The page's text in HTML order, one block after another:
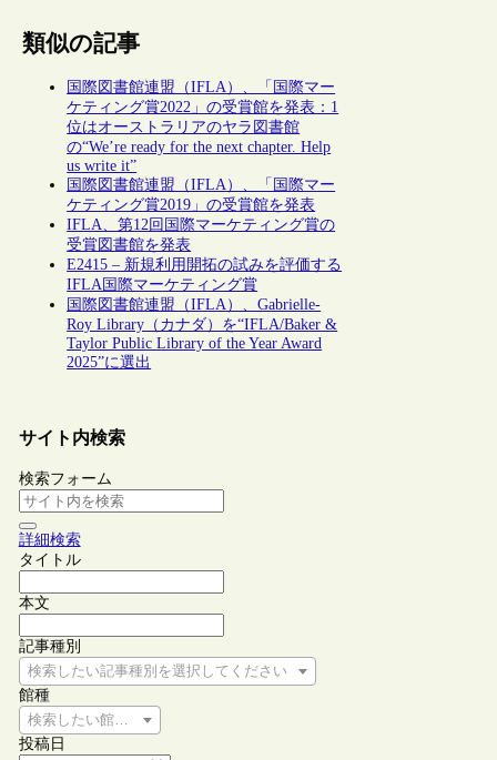
類似の記事
国際図書館連盟（IFLA）、「国際マー
ケティング賞2022」の受賞館を発表：1
位はオーストラリアのヤラ図書館
の“We’re ready for the next chapter. Help
us write it”
国際図書館連盟（IFLA）、「国際マー
ケティング賞2019」の受賞館を発表
IFLA、第12回国際マーケティング賞の
受賞図書館を発表
E2415 – 新規利用開拓の試みを評価する
IFLA国際マーケティング賞
国際図書館連盟（IFLA）、Gabrielle-
Roy Library（カナダ）を“IFLA/Baker &
Taylor Public Library of the Year Award
2025”に選出
サイト内検索
検索フォーム
詳細検索
タイトル
本文
記事種別
検索したい記事種別を選択してください
館種
検索したい館種を選択してください
投稿日